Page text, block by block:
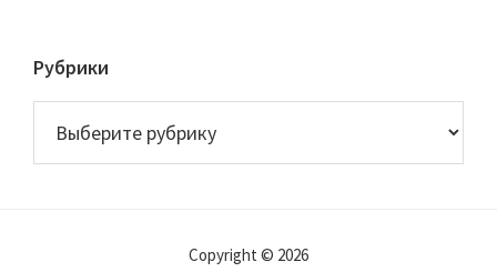
Рубрики
Copyright © 2026